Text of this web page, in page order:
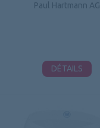
Paul Hartmann AG
DÉTAILS